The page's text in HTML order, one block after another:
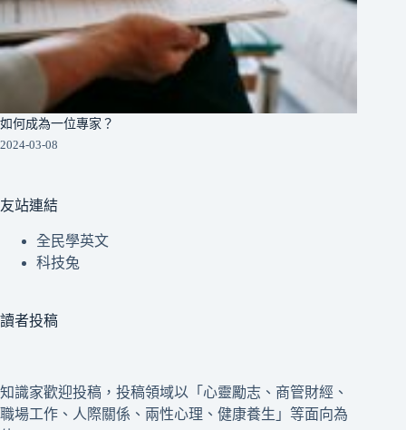
如何成為一位專家？
2024-03-08
友站連結
全民學英文
科技兔
讀者投稿
知識家歡迎投稿，投稿領域以「心靈勵志、商管財經、
職場工作、人際關係、兩性心理、健康養生」等面向為